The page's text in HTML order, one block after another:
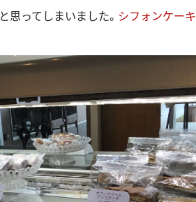
と思ってしまいました。 シフォンケーキ